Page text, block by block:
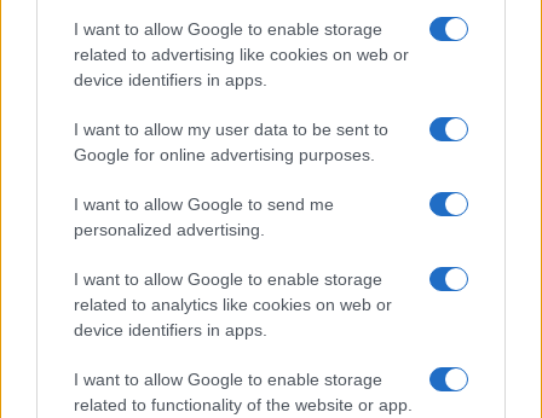
I want to allow Google to enable storage
related to advertising like cookies on web or
device identifiers in apps.
I want to allow my user data to be sent to
Google for online advertising purposes.
I want to allow Google to send me
personalized advertising.
I want to allow Google to enable storage
related to analytics like cookies on web or
device identifiers in apps.
I want to allow Google to enable storage
related to functionality of the website or app.
Brent cae un 8.3% y arrastra a las materias primas en agosto
Lucía Herrera · 6 Ago 2026